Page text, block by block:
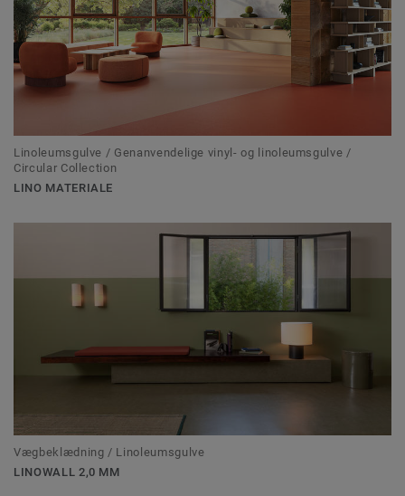
Linoleumsgulve / Genanvendelige vinyl- og linoleumsgulve /
Circular Collection
LINO MATERIALE
Vægbeklædning / Linoleumsgulve
LINOWALL 2,0 MM